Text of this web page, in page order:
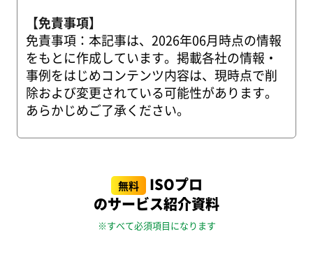
【免責事項】
免責事項：本記事は、2026年06月時点の情報
をもとに作成しています。掲載各社の情報・
事例をはじめコンテンツ内容は、現時点で削
除および変更されている可能性があります。
あらかじめご了承ください。
無料
ISOプロ
のサービス紹介資料
※すべて必須項目になります